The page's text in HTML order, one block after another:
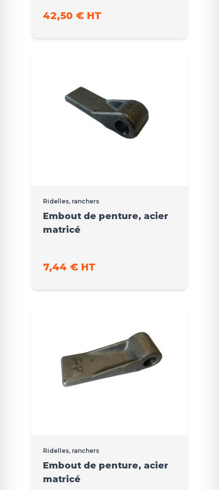
42,50 € HT
Ridelles, ranchers
Embout de penture, acier
matricé
7,44 € HT
Ridelles, ranchers
Embout de penture, acier
matricé